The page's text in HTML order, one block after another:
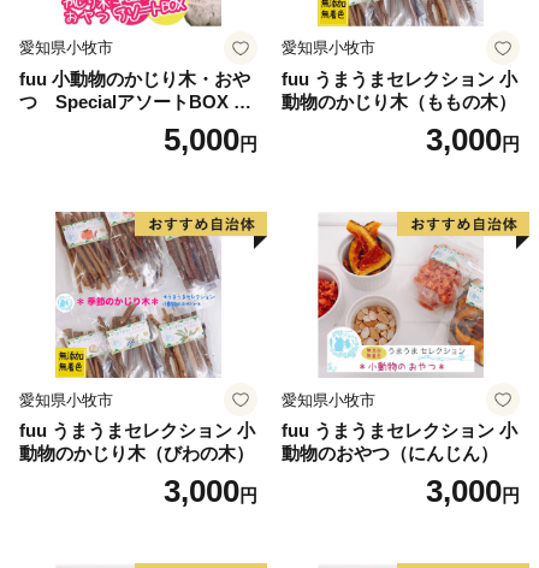
愛知県小牧市
fuu 小動物のかじり木・おや
つ SpecialアソートBOX mi
5,000円
愛知県小牧市
fuu うまうまセレクション 小
動物のかじり木（ももの木）
3,000円
愛知県小牧市
fuu うまうまセレクション 小
動物のかじり木（びわの木）
3,000円
愛知県小牧市
fuu うまうまセレクション 小
動物のおやつ（にんじん）
3,000円